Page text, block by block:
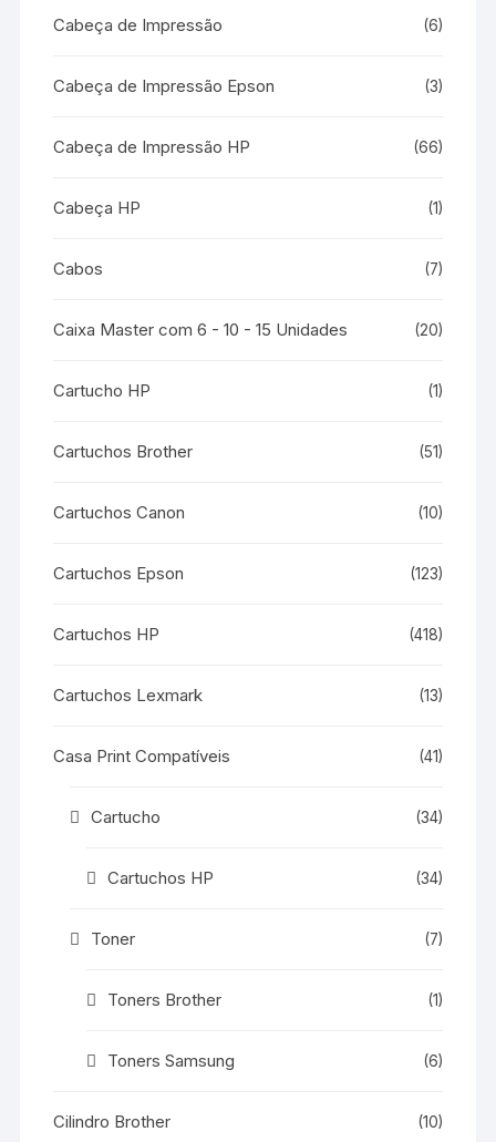
Cabeça de Impressão (6)
Cabeça de Impressão Epson (3)
Cabeça de Impressão HP (66)
Cabeça HP (1)
Cabos (7)
Caixa Master com 6 - 10 - 15 Unidades (20)
Cartucho HP (1)
Cartuchos Brother (51)
Cartuchos Canon (10)
Cartuchos Epson (123)
Cartuchos HP (418)
Cartuchos Lexmark (13)
Casa Print Compatíveis (41)
Cartucho (34)
Cartuchos HP (34)
Toner (7)
Toners Brother (1)
Toners Samsung (6)
Cilindro Brother (10)